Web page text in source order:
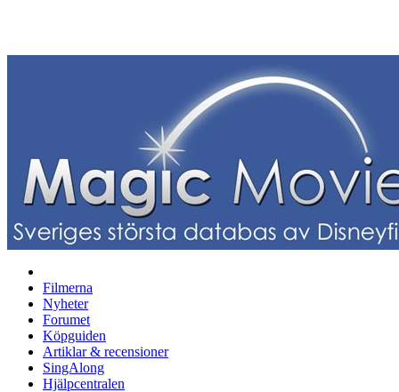
Filmerna
Nyheter
Forumet
Köpguiden
Artiklar & recensioner
SingAlong
Hjälpcentralen